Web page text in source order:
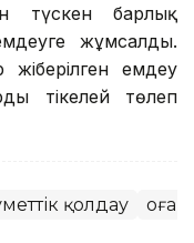
түскен барлық
жұмсалды.
жіберілген емдеу
тікелей төлеп
қолдау Қоғам